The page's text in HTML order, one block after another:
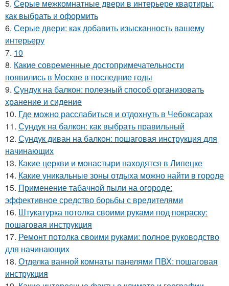
5. Серые межкомнатные двери в интерьере квартиры:
как выбрать и оформить
6. Серые двери: как добавить изысканность вашему
интерьеру
7. 10
8. Какие современные достопримечательности
появились в Москве в последние годы
9. Сундук на балкон: полезный способ организовать
хранение и сидение
10. Где можно расслабиться и отдохнуть в Чебоксарах
11. Сундук на балкон: как выбрать правильный
12. Сундук диван на балкон: пошаговая инструкция для
начинающих
13. Какие церкви и монастыри находятся в Липецке
14. Какие уникальные зоны отдыха можно найти в городе
15. Применение табачной пыли на огороде:
эффективное средство борьбы с вредителями
16. Штукатурка потолка своими руками под покраску:
пошаговая инструкция
17. Ремонт потолка своими руками: полное руководство
для начинающих
18. Отделка ванной комнаты панелями ПВХ: пошаговая
инструкция